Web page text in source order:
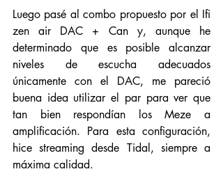
Luego pasé al combo propuesto por el Ifi
zen air DAC + Can y, aunque he
determinado que es posible alcanzar
niveles de escucha adecuados
únicamente con el DAC, me pareció
buena idea utilizar el par para ver que
tan bien respondían los Meze a
amplificación. Para esta configuración,
hice streaming desde Tidal, siempre a
máxima calidad.